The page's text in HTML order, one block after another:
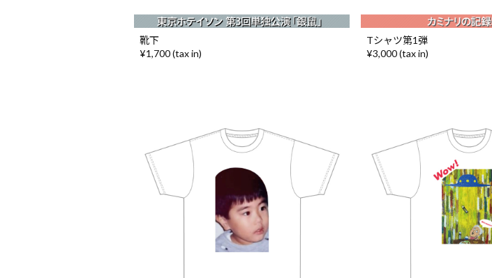
靴下
¥1,700 (tax in)
Tシャツ第1弾
¥3,000 (tax in)